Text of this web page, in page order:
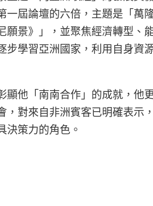
屆論壇的六倍，主題是「萬
願景》」，並聚焦經濟轉型、
學習亞洲國家，利用自身資
他「南南合作」的成就，他
對來自非洲賓客已明確表示
決策力的角色。